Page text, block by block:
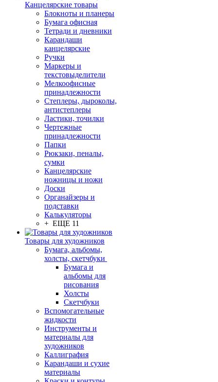
Канцелярские товары
Блокноты и планеры
Бумага офисная
Тетради и дневники
Карандаши
канцелярские
Ручки
Маркеры и
текстовыделители
Мелкоофисные
принадлежности
Степлеры, дыроколы,
антистеплеры
Ластики, точилки
Чертежные
принадлежности
Папки
Рюкзаки, пеналы,
сумки
Канцелярские
ножницы и ножи
Доски
Органайзеры и
подставки
Калькуляторы
+ ЕЩЕ 11
Товары для художников
Бумага, альбомы,
холсты, скетчбуки
Бумага и
альбомы для
рисования
Холсты
Скетчбуки
Вспомогательные
жидкости
Инструменты и
материалы для
художников
Каллиграфия
Карандаши и сухие
материалы